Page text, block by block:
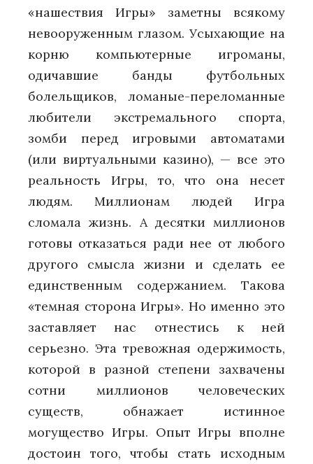
«нашествия Игры» заметны всякому
невооруженным глазом. Усыхающие на
корню компьютерные игроманы,
одичавшие банды футбольных
болельщиков, ломаные-переломанные
любители экстремального спорта,
зомби перед игровыми автоматами
(или виртуальными казино), — все это
реальность Игры, то, что она несет
людям. Миллионам людей Игра
сломала жизнь. А десятки миллионов
готовы отказаться ради нее от любого
другого смысла жизни и сделать ее
единственным содержанием. Такова
«темная сторона Игры». Но именно это
заставляет нас отнестись к ней
серьезно. Эта тревожная одержимость,
которой в разной степени захвачены
сотни миллионов человеческих
существ, обнажает истинное
могущество Игры. Опыт Игры вполне
достоин того, чтобы стать исходным